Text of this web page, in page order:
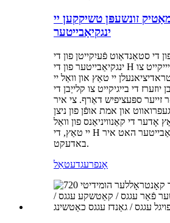
זונשעפּן טשיקקען יי
ינגקיאַבייטער
די סטאַנדאַוט פֿעיִקייטן פון די
ינגקיאַבייטער פון די H סעריע איז די פיייקייט צו
יי טאַץ און וואַל יי
די בייגיקייט צו קלייַבן די
ספּעציפיש דאַרף. צי איר
און אמת אופֿן פון ניצן
אָדער די קאַנוויניאַנס פון וואַל
יי טאַץ, די H סעריע ינגקיאַבייטער האט איר
באדעקט.
אָנפרעגדעטאַל